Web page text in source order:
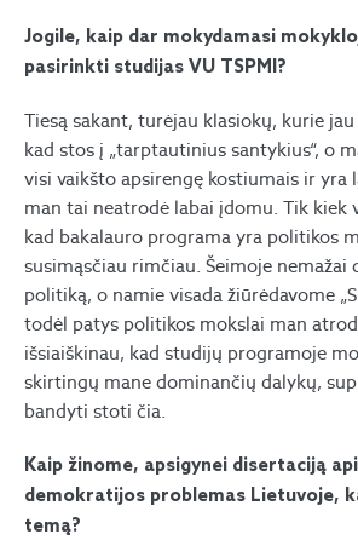
Jogile, kaip dar mokydamasi
pasirinkti studijas VU TSPMI?
Tiesą sakant, turėjau klasiokų, kurie
kad stos į „tarptautinius santykius“, o
visi vaikšto apsirengę kostiumais ir yra
man tai neatrodė labai įdomu. Tik kiek
kad bakalauro programa yra politikos
susimąsčiau rimčiau. Šeimoje nemažai
politiką, o namie visada žiūrėdavome
todėl patys politikos mokslai man
išsiaiškinau, kad studijų programoje
skirtingų mane dominančių dalykų,
bandyti stoti čia.
Kaip žinome, apsigynei disertaciją
demokratijos problemas Lietuvoje,
temą?